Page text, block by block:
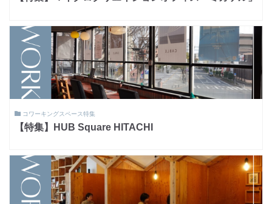
コワーキングスペース特集
【特集】HUB Square HITACHI